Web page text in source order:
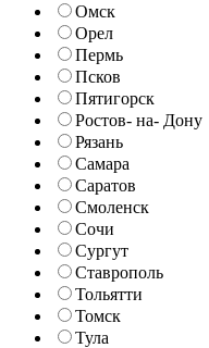
Омск
Орел
Пермь
Псков
Пятигорск
Ростов- на- Дону
Рязань
Самара
Саратов
Смоленск
Сочи
Сургут
Ставрополь
Тольятти
Томск
Тула